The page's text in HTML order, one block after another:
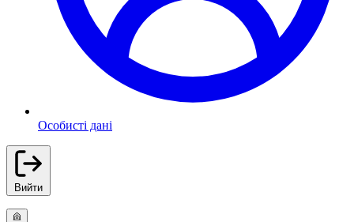
Особисті дані
Вийти